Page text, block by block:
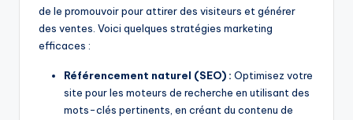
de le promouvoir pour attirer des visiteurs et générer
des ventes. Voici quelques stratégies marketing
efficaces :
Référencement naturel (SEO) : Optimisez votre
site pour les moteurs de recherche en utilisant des
mots-clés pertinents, en créant du contenu de